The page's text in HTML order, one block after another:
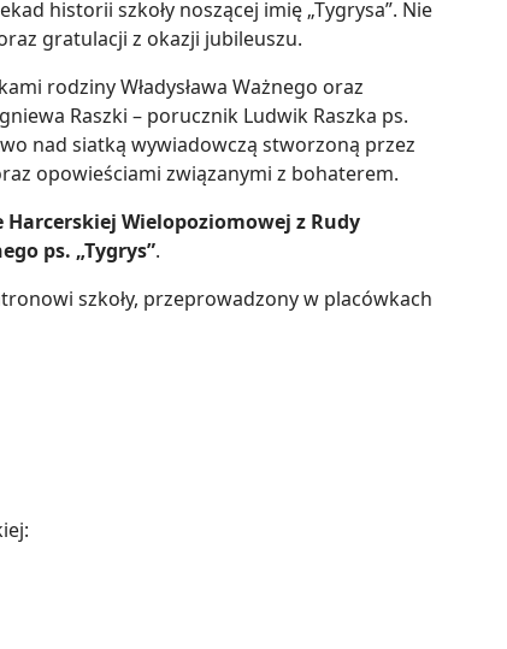
historii szkoły noszącej imię „Tygrysa”. Nie
gratulacji z okazji jubileuszu.
rodziny Władysława Ważnego oraz
Raszki – porucznik Ludwik Raszka ps.
nad siatką wywiadowczą stworzoną przez
opowieściami związanymi z bohaterem.
Harcerskiej Wielopoziomowej z Rudy
ps. „Tygrys”.
szkoły, przeprowadzony w placówkach